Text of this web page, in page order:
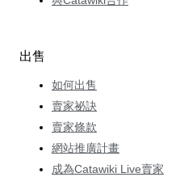
出售
如何出售
賣家祕訣
賣家條款
網站推廣計畫
成為Catawiki Live賣家